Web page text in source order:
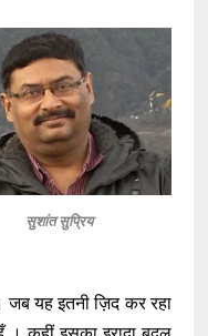
सुशांत सुप्रिय
इतनी ज़िद कर रहा